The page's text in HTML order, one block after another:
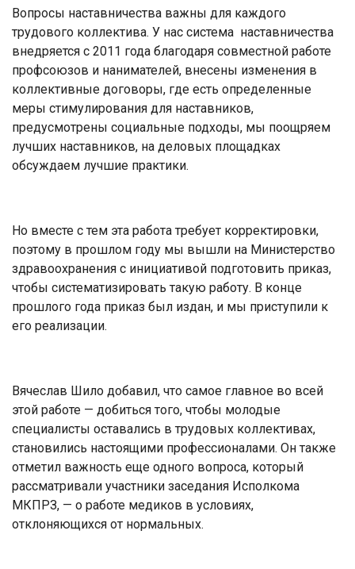
Вопросы наставничества важны для каждого
трудового коллектива. У нас система наставничества
внедряется с 2011 года благодаря совместной работе
профсоюзов и нанимателей, внесены изменения в
коллективные договоры, где есть определенные
меры стимулирования для наставников,
предусмотрены социальные подходы, мы поощряем
лучших наставников, на деловых площадках
обсуждаем лучшие практики.
Но вместе с тем эта работа требует корректировки,
поэтому в прошлом году мы вышли на Министерство
здравоохранения с инициативой подготовить приказ,
чтобы систематизировать такую работу. В конце
прошлого года приказ был издан, и мы приступили к
его реализации.
Вячеслав Шило добавил, что самое главное во всей
этой работе — добиться того, чтобы молодые
специалисты оставались в трудовых коллективах,
становились настоящими профессионалами. Он также
отметил важность еще одного вопроса, который
рассматривали участники заседания Исполкома
МКПРЗ, — о работе медиков в условиях,
отклоняющихся от нормальных.